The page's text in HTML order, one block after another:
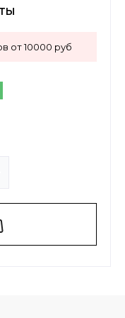
от 10000 руб